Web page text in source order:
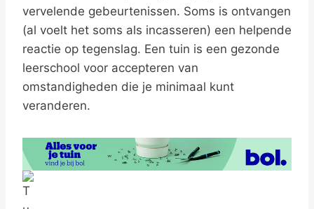
vervelende gebeurtenissen. Soms is ontvangen
(al voelt het soms als incasseren) een helpende
reactie op tegenslag. Een tuin is een gezonde
leerschool voor accepteren van
omstandigheden die je minimaal kunt
veranderen.